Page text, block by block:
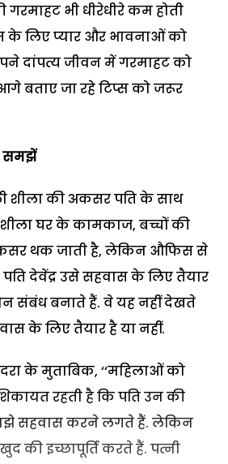
गरमाहट भी धीरेधीरे कम होती
के लिए प्यार और भावनाओं को
दांपत्य जीवन में गरमाहट को
बताए जा रहे टिप्स को जरूर
समझें
शीला की अकसर पति के साथ
शीला घर के कामकाज, बच्चों की
थक जाती है, लेकिन औफिस से
देवेंद्र उसे सहवास के लिए तैयार
संबंध बनाते हैं. वे यह नहीं देखते
के लिए तैयार है या नहीं.
के मुताबिक, ‘‘महिलाओं को
रहती है कि पति उन की
सहवास करने लगते हैं. लेकिन
इच्छापूर्ति करते हैं. पत्नी